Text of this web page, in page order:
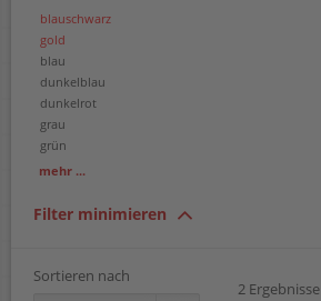
blauschwarz
gold
blau
dunkelblau
dunkelrot
grau
grün
hellblau
pink
silber
mehr ...
Filter minimieren
Sortieren nach
2 Ergebnisse